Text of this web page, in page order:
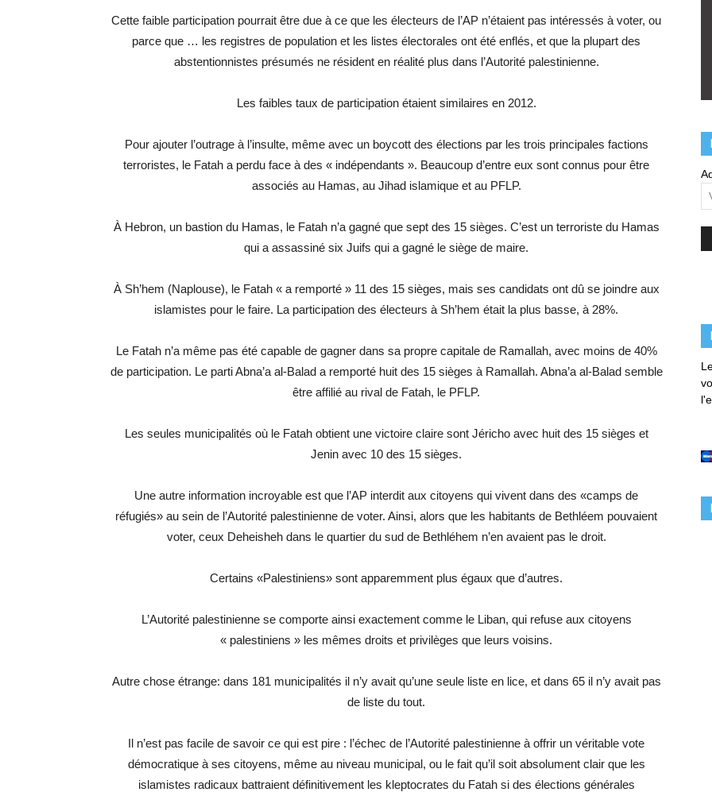
Cette faible participation pourrait être due à ce que les électeurs de l’AP n’étaient pas intéressés à voter, ou
parce que … les registres de population et les listes électorales ont été enflés, et que la plupart des
abstentionnistes présumés ne résident en réalité plus dans l’Autorité palestinienne.
Les faibles taux de participation étaient similaires en 2012.
Pour ajouter l’outrage à l’insulte, même avec un boycott des élections par les trois principales factions
terroristes, le Fatah a perdu face à des « indépendants ». Beaucoup d’entre eux sont connus pour être
associés au Hamas, au Jihad islamique et au PFLP.
À Hebron, un bastion du Hamas, le Fatah n’a gagné que sept des 15 sièges. C’est un terroriste du Hamas
qui a assassiné six Juifs qui a gagné le siège de maire.
À Sh’hem (Naplouse), le Fatah « a remporté » 11 des 15 sièges, mais ses candidats ont dû se joindre aux
islamistes pour le faire. La participation des électeurs à Sh’hem était la plus basse, à 28%.
Le Fatah n’a même pas été capable de gagner dans sa propre capitale de Ramallah, avec moins de 40%
de participation. Le parti Abna’a al-Balad a remporté huit des 15 sièges à Ramallah. Abna’a al-Balad semble
être affilié au rival de Fatah, le PFLP.
Les seules municipalités où le Fatah obtient une victoire claire sont Jéricho avec huit des 15 sièges et
Jenin avec 10 des 15 sièges.
Une autre information incroyable est que l’AP interdit aux citoyens qui vivent dans des «camps de
réfugiés» au sein de l’Autorité palestinienne de voter. Ainsi, alors que les habitants de Bethléem pouvaient
voter, ceux Deheisheh dans le quartier du sud de Bethléhem n’en avaient pas le droit.
Certains «Palestiniens» sont apparemment plus égaux que d’autres.
L’Autorité palestinienne se comporte ainsi exactement comme le Liban, qui refuse aux citoyens
« palestiniens » les mêmes droits et privilèges que leurs voisins.
Autre chose étrange: dans 181 municipalités il n’y avait qu’une seule liste en lice, et dans 65 il n’y avait pas
de liste du tout.
Il n’est pas facile de savoir ce qui est pire : l’échec de l’Autorité palestinienne à offrir un véritable vote
démocratique à ses citoyens, même au niveau municipal, ou le fait qu’il soit absolument clair que les
islamistes radicaux battraient définitivement les kleptocrates du Fatah si des élections générales